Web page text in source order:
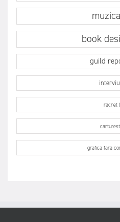
book
guild
racnet
grafica fara